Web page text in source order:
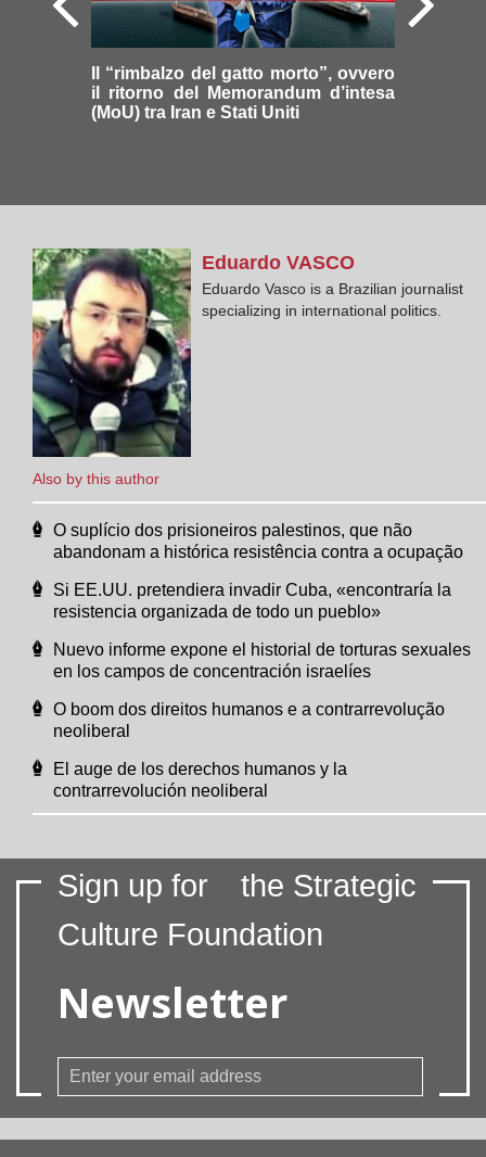
Il “rimbalzo del gatto morto”, ovvero
il ritorno del Memorandum d’intesa
(MoU) tra Iran e Stati Uniti
Also by this author
EduardoVASCO
Eduardo Vasco is a Brazilian journalist
specializing in international politics.
O suplício dos prisioneiros palestinos, que não
abandonam a histórica resistência contra a ocupação
Si EE.UU. pretendiera invadir Cuba, «encontraría la
resistencia organizada de todo un pueblo»
Nuevo informe expone el historial de torturas sexuales
en los campos de concentración israelíes
O boom dos direitos humanos e a contrarrevolução
neoliberal
El auge de los derechos humanos y la
contrarrevolución neoliberal
Sign up for
the Strategic
Culture Foundation
Newsletter